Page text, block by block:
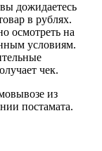
дожидаетесь
в рублях.
осмотреть на
условиям.
чек.
из
постамата.